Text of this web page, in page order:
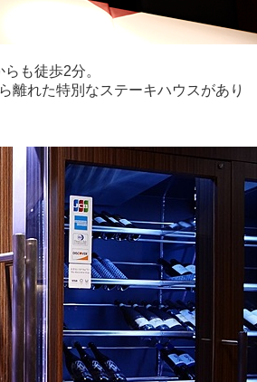
も徒歩2分。
離れた特別なステーキハウスがあり